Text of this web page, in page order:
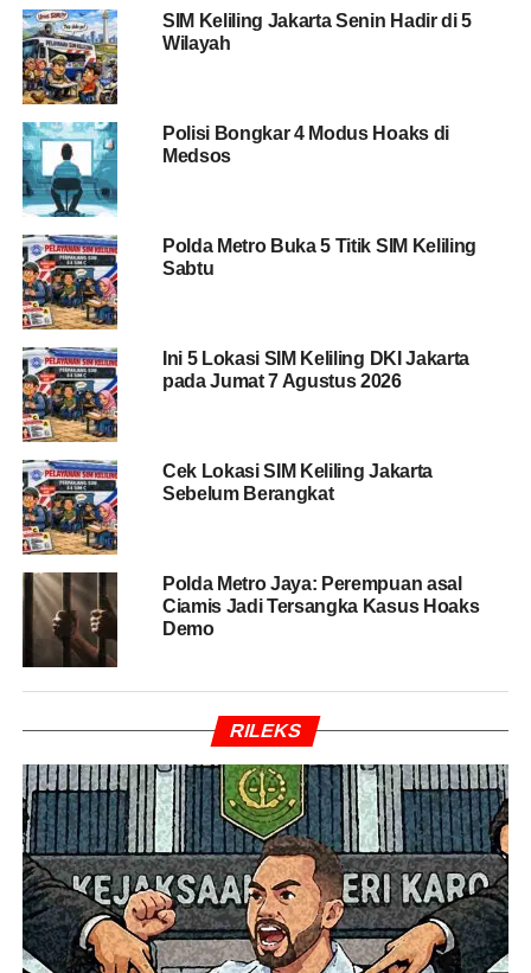
Berikut lima lokasi layanan SIM Keliling di wilayah
Jakarta:
Jakarta Timur
– Area Parkir Lobby Depan Mall Grand
Cakung
Jakarta Selatan
Trilogi Kalibata
BACA JUGA
Pembegalan di Jatinegara
Jakarta Barat
Jakarta Pusat
– Area Parkir Kantor Pos Lapangan
Banteng
Biaya Perpanjangan SIM
Biaya perpanjangan SIM mengacu pada aturan dalam
Peraturan Pemerintah Nomor 60 Tahun 2016 tentang
Penerimaan Negara Bukan Pajak (PNBP).
Rinciannya sebagai berikut:
PerpanjanganSIM A: Rp80.000
PerpanjanganSIM C: Rp75.000
Perlu diketahui, jika masa berlaku SIM sudah habis, maka
pemohon harus membuat SIM baru di Satpas.
SIM Keliling Jakarta Senin Hadir di 5
Wilayah
Polisi Bongkar 4 Modus Hoaks di
Medsos
Polda Metro Buka 5 Titik SIM Keliling
Sabtu
Ini 5 Lokasi SIM Keliling DKI Jakarta
pada Jumat 7 Agustus 2026
Cek Lokasi SIM Keliling Jakarta
Sebelum Berangkat
Polda Metro Jaya: Perempuan asal
Ciamis Jadi Tersangka Kasus Hoaks
Demo
RILEKS